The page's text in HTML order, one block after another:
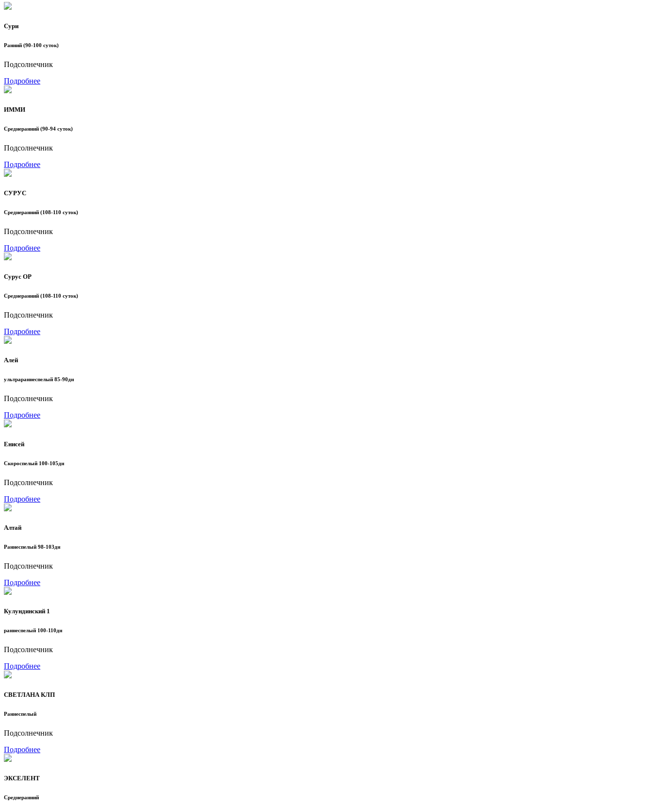
Сури
Ранний (90-100 суток)
Подсолнечник
Подробнее
ИММИ
Среднеранний (90-94 суток)
Подсолнечник
Подробнее
СУРУС
Среднеранний (108-110 суток)
Подсолнечник
Подробнее
Сурус ОР
Среднеранний (108-110 суток)
Подсолнечник
Подробнее
Алей
ультрараннеспелый 85-90дн
Подсолнечник
Подробнее
Енисей
Скороспелый 100-105дн
Подсолнечник
Подробнее
Алтай
Раннеспелый 98-103дн
Подсолнечник
Подробнее
Кулундинский 1
раннеспелый 100-110дн
Подсолнечник
Подробнее
СВЕТЛАНА КЛП
Раннеспелый
Подсолнечник
Подробнее
ЭКСЕЛЕНТ
Среднеранний